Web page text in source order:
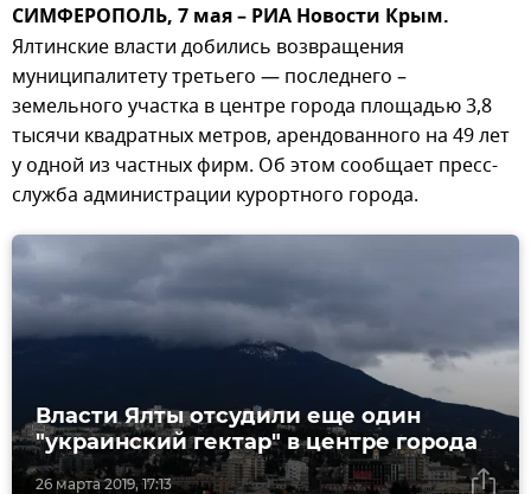
СИМФЕРОПОЛЬ, 7 мая – РИА Новости Крым.
Ялтинские власти добились возвращения
муниципалитету третьего — последнего –
земельного участка в центре города площадью 3,8
тысячи квадратных метров, арендованного на 49 лет
у одной из частных фирм. Об этом сообщает пресс-
служба администрации курортного города.
26 марта 2019, 17:13
Власти Ялты отсудили еще один
"украинский гектар" в центре города